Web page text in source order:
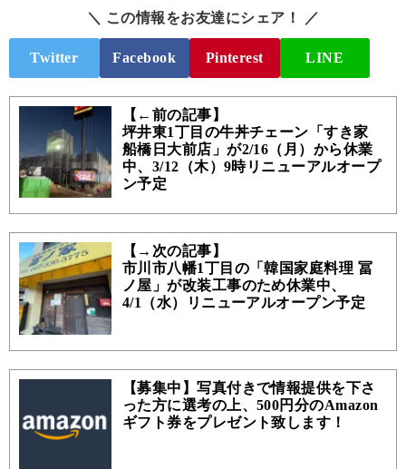
＼ この情報をお友達にシェア！ ／
Twitter Facebook Pinterest LINE
【←前の記事】
坪井東1丁目の牛丼チェーン「すき家
船橋日大前店」が2/16（月）から休業
中、3/12（木）9時リニューアルオープ
ン予定
【→次の記事】
市川市八幡1丁目の「韓国家庭料理 冨
ノ屋」が改装工事のため休業中、
4/1（水）リニューアルオープン予定
【募集中】写真付きで情報提供を下さ
った方に選考の上、500円分のAmazon
ギフト券をプレゼント致します！